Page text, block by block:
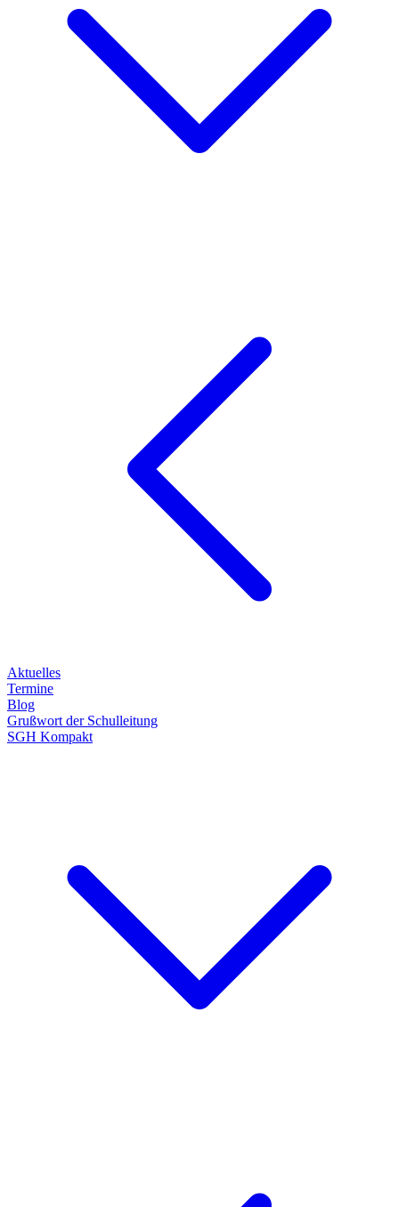
Aktuelles
Termine
Blog
Grußwort der Schulleitung
SGH Kompakt